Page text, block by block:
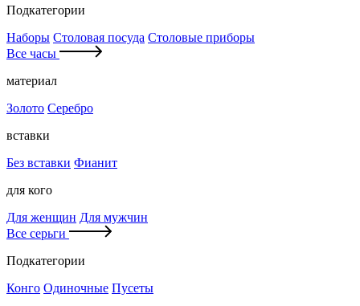
Подкатегории
Наборы Столовая посуда Столовые приборы
Все часы
материал
Золото Серебро
вставки
Без вставки Фианит
для кого
Для женщин Для мужчин
Все серьги
Подкатегории
Конго Одиночные Пусеты